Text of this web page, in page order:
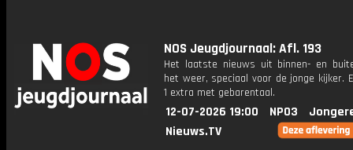
NOS Jeugdjournaal: Afl. 193
Het laatste nieuws uit binnen- en
het weer, speciaal voor de jonge kijker.
1 extra met gebarentaal.
12-07-2026 19:00 NPO3
Nieuws.TV